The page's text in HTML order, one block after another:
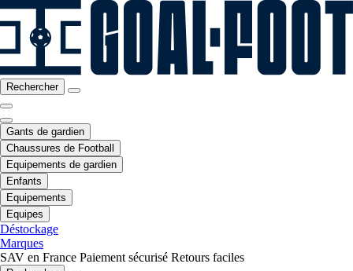
Rechercher
Gants de gardien
Chaussures de Football
Equipements de gardien
Enfants
Equipements
Equipes
Déstockage
Marques
SAV en France Paiement sécurisé Retours faciles